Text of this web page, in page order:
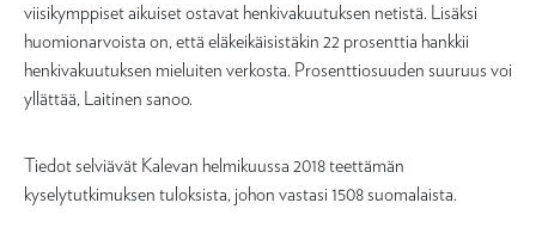
viisikymppiset aikuiset ostavat henkivakuutuksen netistä. Lisäksi
huomionarvoista on, että eläkeikäisistäkin 22 prosenttia hankkii
henkivakuutuksen mieluiten verkosta. Prosenttiosuuden suuruus voi
yllättää, Laitinen sanoo.
Tiedot selviävät Kalevan helmikuussa 2018 teettämän
kyselytutkimuksen tuloksista, johon vastasi 1508 suomalaista.